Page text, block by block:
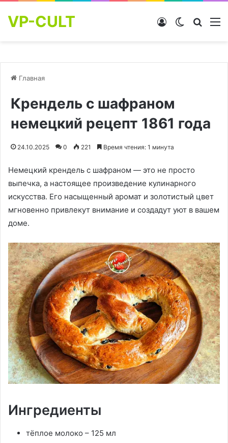
VP-CULT Switch skin
Войти
Главная
Крендель с шафраном
немецкий рецепт 1861 года
24.10.2025 0 221 Время чтения: 1 минута
Немецкий крендель с шафраном — это не просто
выпечка, а настоящее произведение кулинарного
искусства. Его насыщенный аромат и золотистый цвет
мгновенно привлекут внимание и создадут уют в вашем
доме.
Ингредиенты
тёплое молоко – 125 мл